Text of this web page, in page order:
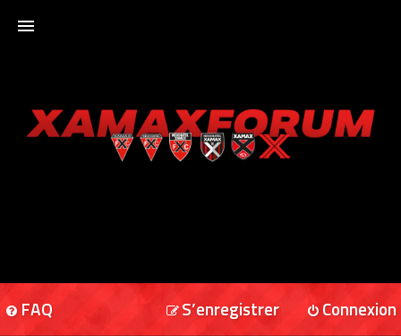
XAMAXFORUM
FAQ Connexion
S’enregistrer